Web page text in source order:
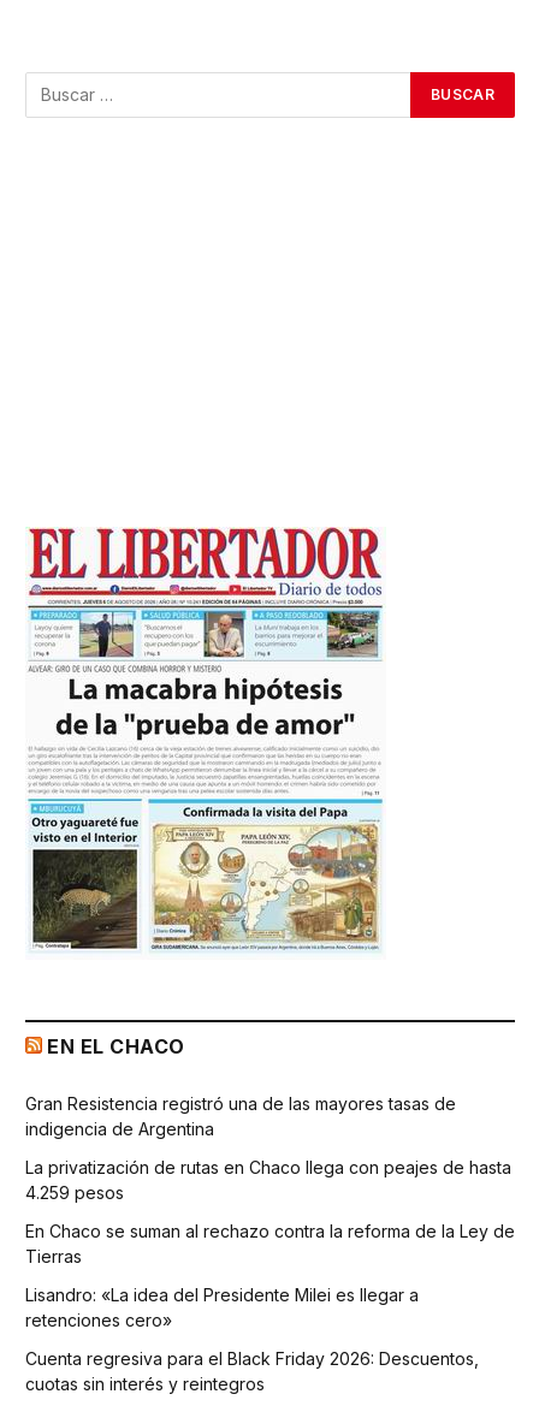
EN EL CHACO
Gran Resistencia registró una de las mayores tasas de
indigencia de Argentina
La privatización de rutas en Chaco llega con peajes de hasta
4.259 pesos
En Chaco se suman al rechazo contra la reforma de la Ley de
Tierras
Lisandro: «La idea del Presidente Milei es llegar a
retenciones cero»
Cuenta regresiva para el Black Friday 2026: Descuentos,
cuotas sin interés y reintegros